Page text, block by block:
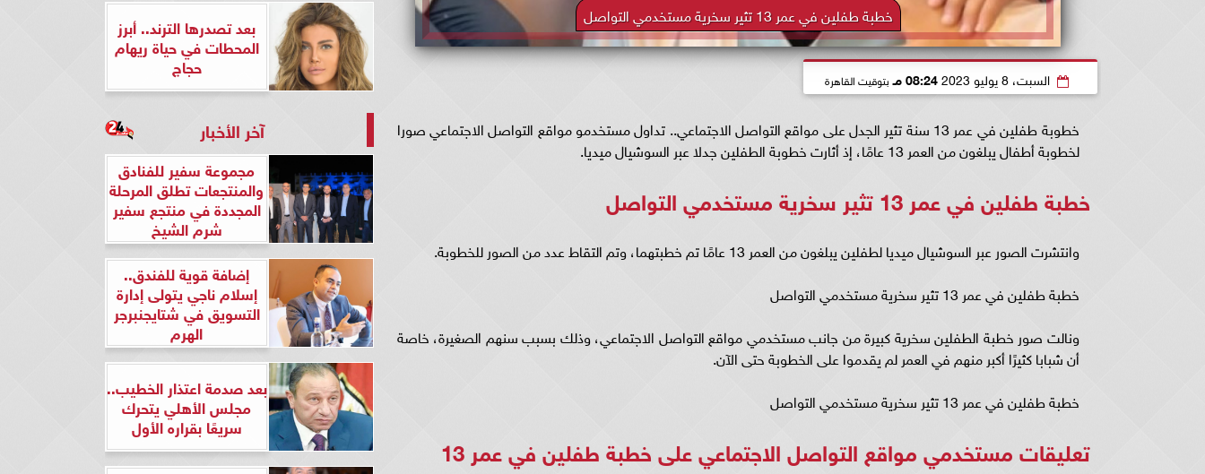
خطبة طفلين في عمر 13 تثير سخرية مستخدمي التواصل
السبت، 8 يوليو 2023 08:24 مـ بتوقيت القاهرة
خطوبة طفلين في عمر 13 سنة تثير الجدل على مواقع التواصل الاجتماعي.. تداول مستخدمو مواقع التواصل الاجتماعي صورا
لخطوبة أطفال يبلغون من العمر 13 عامًا، إذ أثارت خطوبة الطفلين جدلا عبر السوشيال ميديا.
خطبة طفلين في عمر 13 تثير سخرية مستخدمي التواصل
وانتشرت الصور عبر السوشيال ميديا لطفلين يبلغون من العمر 13 عامًا تم خطبتهما، وتم التقاط عدد من الصور للخطوبة.
خطبة طفلين في عمر 13 تثير سخرية مستخدمي التواصل
ونالت صور خطبة الطفلين سخرية كبيرة من جانب مستخدمي مواقع التواصل الاجتماعي، وذلك بسبب سنهم الصغيرة، خاصة
أن شبابا كثيرًا أكبر منهم في العمر لم يقدموا على الخطوبة حتى الآن.
خطبة طفلين في عمر 13 تثير سخرية مستخدمي التواصل
تعليقات مستخدمي مواقع التواصل الاجتماعي على خطبة طفلين في عمر 13
بعد تصدرها الترند.. أبرز
المحطات في حياة ريهام
حجاج
آخر الأخبار
مجموعة سفير للفنادق
والمنتجعات تطلق المرحلة
المجددة في منتجع سفير
شرم الشيخ
إضافة قوية للفندق..
إسلام ناجي يتولى إدارة
التسويق في شتايجنبرجر
الهرم
بعد صدمة اعتذار الخطيب..
مجلس الأهلي يتحرك
سريعًا بقراره الأول